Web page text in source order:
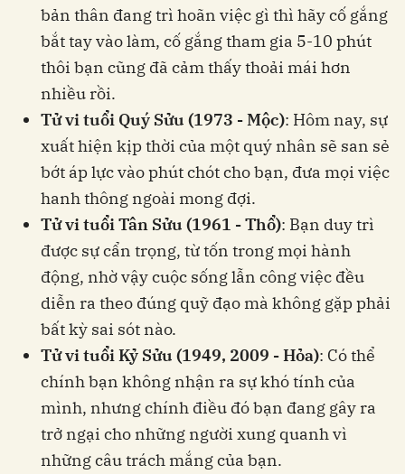
bản thân đang trì hoãn việc gì thì hãy cố gắng
bắt tay vào làm, cố gắng tham gia 5-10 phút
thôi bạn cũng đã cảm thấy thoải mái hơn
nhiều rồi.
Tử vi tuổi Quý Sửu (1973 - Mộc): Hôm nay, sự
xuất hiện kịp thời của một quý nhân sẽ san sẻ
bớt áp lực vào phút chót cho bạn, đưa mọi việc
hanh thông ngoài mong đợi.
Tử vi tuổi Tân Sửu (1961 - Thổ): Bạn duy trì
được sự cẩn trọng, từ tốn trong mọi hành
động, nhờ vậy cuộc sống lẫn công việc đều
diễn ra theo đúng quỹ đạo mà không gặp phải
bất kỳ sai sót nào.
Tử vi tuổi Kỷ Sửu (1949, 2009 - Hỏa): Có thể
chính bạn không nhận ra sự khó tính của
mình, nhưng chính điều đó bạn đang gây ra
trở ngại cho những người xung quanh vì
những câu trách mắng của bạn.